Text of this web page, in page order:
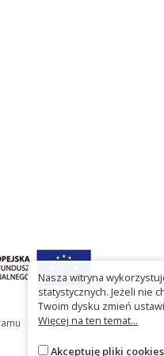
Nasza witryna
statystycznych. Jeżeli nie
Twoim dysku zmień
Więcej na ten temat...
Akceptuję pliki